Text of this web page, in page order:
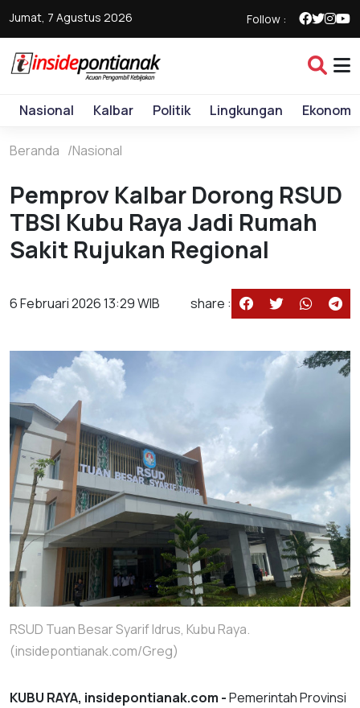
Jumat, 7 Agustus 2026 Follow :
Nasional Kalbar Politik Lingkungan Ekonomi
Beranda Nasional
Pemprov Kalbar Dorong RSUD
TBSI Kubu Raya Jadi Rumah
Sakit Rujukan Regional
6 Februari 2026 13:29 WIB share :
RSUD Tuan Besar Syarif Idrus, Kubu Raya.
(insidepontianak.com/Greg)
KUBU RAYA, insidepontianak.com -Pemerintah Provinsi